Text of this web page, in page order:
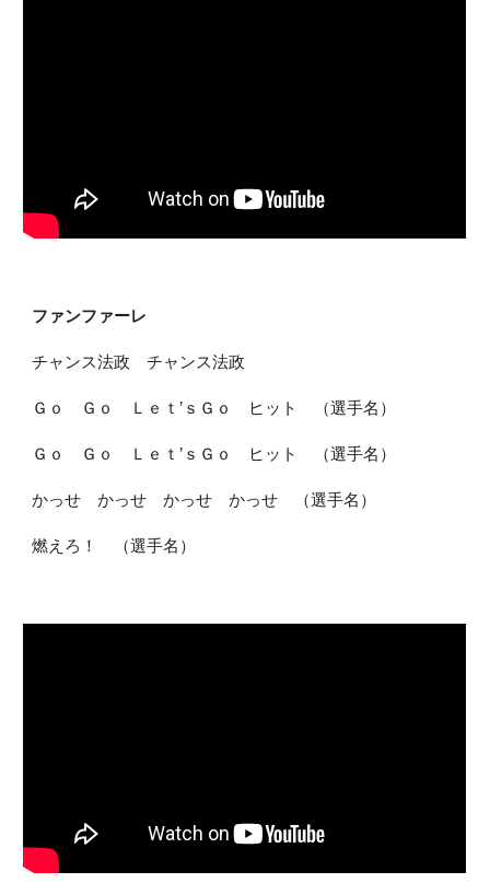
ファンファーレ
チャンス法政 チャンス法政
Ｇｏ Ｇｏ Ｌｅｔ’ｓＧｏ ヒット （選手名）
Ｇｏ Ｇｏ Ｌｅｔ’ｓＧｏ ヒット （選手名）
かっせ かっせ かっせ かっせ （選手名）
燃えろ！ （選手名）